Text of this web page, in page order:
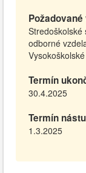
Stredoškolské
odborné
Termín
30.4.2025
Termín
1.3.2025